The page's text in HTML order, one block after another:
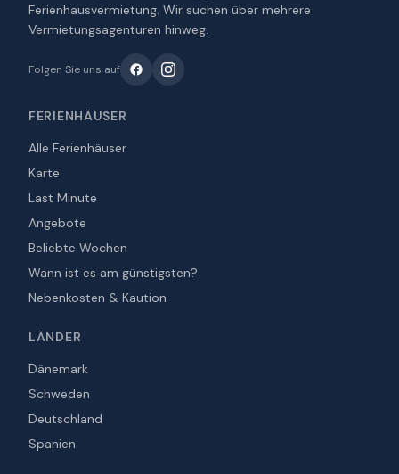
Ferienhausvermietung. Wir suchen über mehrere
Vermietungsagenturen hinweg.
Folgen Sie uns auf
FERIENHÄUSER
Alle Ferienhäuser
Karte
Last Minute
Angebote
Beliebte Wochen
Wann ist es am günstigsten?
Nebenkosten & Kaution
LÄNDER
Dänemark
Schweden
Deutschland
Spanien